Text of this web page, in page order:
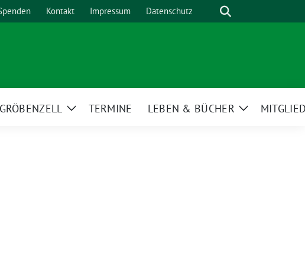
Kontakt Impressum Datenschutz Suche
GRÖBENZELL
ZeigeTERMINE LEBEN & BÜCHER
Zeige